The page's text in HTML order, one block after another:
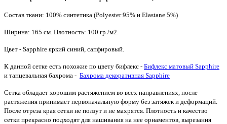
Состав ткани: 100% синтетика (Polyester 95% и Elastane 5%)
Ширина: 165 см. Плотность: 100 гр./м2.
Цвет - Sapphire яркий синий, сапфировый.
К данной сетке есть похожие по цвету бифлекс - Бифлекс матовый Sapphire
и танцевальная бахрома - Бахрома декоративная Sapphire
Сетка обладает хорошим растяжением во всех направлениях, после
растяжения принимает первоначальную форму без затяжек и деформаций.
После отреза края сетки не ползут и не махрятся. Плотность и качество
сетки прекрасно подходят для нашивания на нее орнаментов, вырезания